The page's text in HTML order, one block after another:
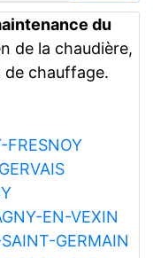
du
de la chaudière,
de chauffage.
EN-VEXIN
GERMAIN